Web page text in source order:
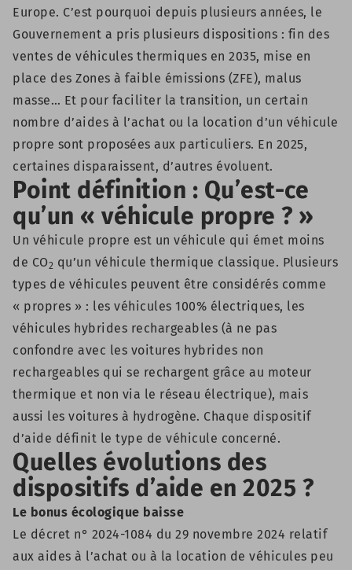
Europe. C’est pourquoi depuis plusieurs années, le
Gouvernement a pris plusieurs dispositions : fin des
ventes de véhicules thermiques en 2035, mise en
place des Zones à faible émissions (ZFE), malus
masse… Et pour faciliter la transition, un certain
nombre d’aides à l’achat ou la location d’un véhicule
propre sont proposées aux particuliers. En 2025,
certaines disparaissent, d’autres évoluent.
Point définition : Qu’est-ce
qu’un « véhicule propre ? »
Un véhicule propre est un véhicule qui émet moins
de CO2 qu’un véhicule thermique classique. Plusieurs
types de véhicules peuvent être considérés comme
« propres » : les véhicules 100% électriques, les
véhicules hybrides rechargeables (à ne pas
confondre avec les voitures hybrides non
rechargeables qui se rechargent grâce au moteur
thermique et non via le réseau électrique), mais
aussi les voitures à hydrogène. Chaque dispositif
d’aide définit le type de véhicule concerné.
Quelles évolutions des
dispositifs d’aide en 2025 ?
Le bonus écologique baisse
Le décret n° 2024-1084 du 29 novembre 2024 relatif
aux aides à l’achat ou à la location de véhicules peu